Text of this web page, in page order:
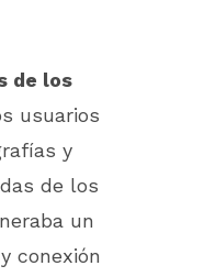
de los
usuarios
y
de los
un
conexión